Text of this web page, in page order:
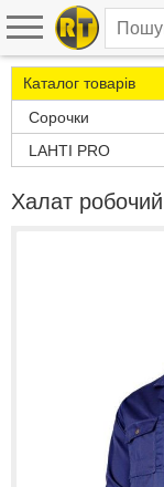
Каталог товарів
Сорочки
LAHTI PRO
Халат